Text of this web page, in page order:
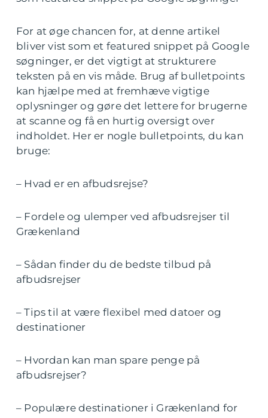
For at øge chancen for, at denne artikel
bliver vist som et featured snippet på Google
søgninger, er det vigtigt at strukturere
teksten på en vis måde. Brug af bulletpoints
kan hjælpe med at fremhæve vigtige
oplysninger og gøre det lettere for brugerne
at scanne og få en hurtig oversigt over
indholdet. Her er nogle bulletpoints, du kan
bruge:
– Hvad er en afbudsrejse?
– Fordele og ulemper ved afbudsrejser til
Grækenland
– Sådan finder du de bedste tilbud på
afbudsrejser
– Tips til at være flexibel med datoer og
destinationer
– Hvordan kan man spare penge på
afbudsrejser?
– Populære destinationer i Grækenland for